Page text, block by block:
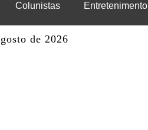
Colunistas Entretenimento
de 2026